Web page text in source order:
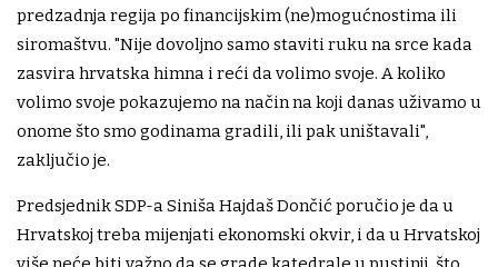
predzadnja regija po financijskim (ne)mogućnostima ili
siromaštvu. "Nije dovoljno samo staviti ruku na srce kada
zasvira hrvatska himna i reći da volimo svoje. A koliko
volimo svoje pokazujemo na način na koji danas uživamo u
onome što smo godinama gradili, ili pak uništavali",
zaključio je.
Predsjednik SDP-a Siniša Hajdaš Dončić poručio je da u
Hrvatskoj treba mijenjati ekonomski okvir, i da u Hrvatskoj